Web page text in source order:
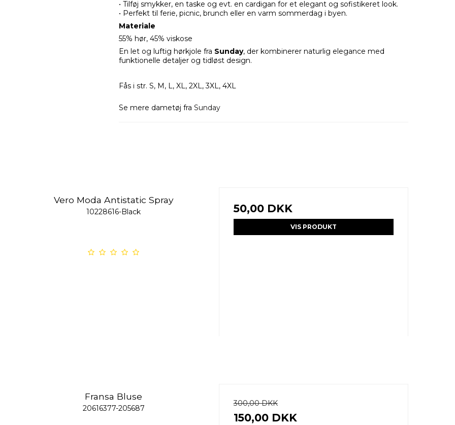
• Tilføj smykker, en taske og evt. en cardigan for et elegant og sofistikeret look.
• Perfekt til ferie, picnic, brunch eller en varm sommerdag i byen.
Materiale
55% hør, 45% viskose
En let og luftig hørkjole fra Sunday, der kombinerer naturlig elegance med
funktionelle detaljer og tidløst design.
Fås i str. S, M, L, XL, 2XL, 3XL, 4XL
Se mere dametøj fra Sunday
Vero Moda Antistatic Spray
10228616-Black 50,00 DKK
VIS PRODUKT
Fransa Bluse
20616377-205687
300,00 DKK
150,00 DKK